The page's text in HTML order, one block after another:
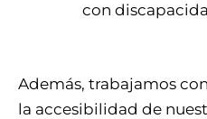
con
Además, trabajamos
la accesibilidad de